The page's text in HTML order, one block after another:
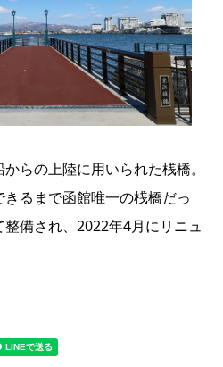
らの上陸に用いられた桟橋。
るまで函館唯一の桟橋だっ
備され、2022年4月にリニュ